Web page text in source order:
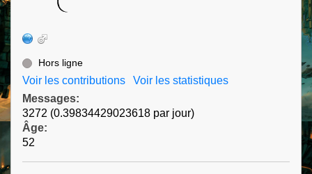
Hors ligne
Voir les contributions
Voir les statistiques
Messages:
3272 (0.39834429023618 par jour)
Âge:
52